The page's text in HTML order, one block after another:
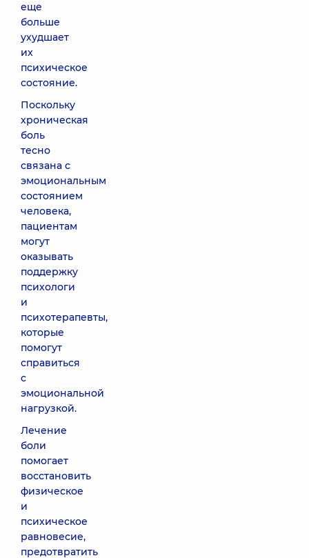
еще
больше
ухудшает
их
психическое
состояние.
Поскольку
хроническая
боль
тесно
связана с
эмоциональным
состоянием
человека,
пациентам
могут
оказывать
поддержку
психологи
и
психотерапевты,
которые
помогут
справиться
с
эмоциональной
нагрузкой.
Лечение
боли
помогает
восстановить
физическое
и
психическое
равновесие,
предотвратить